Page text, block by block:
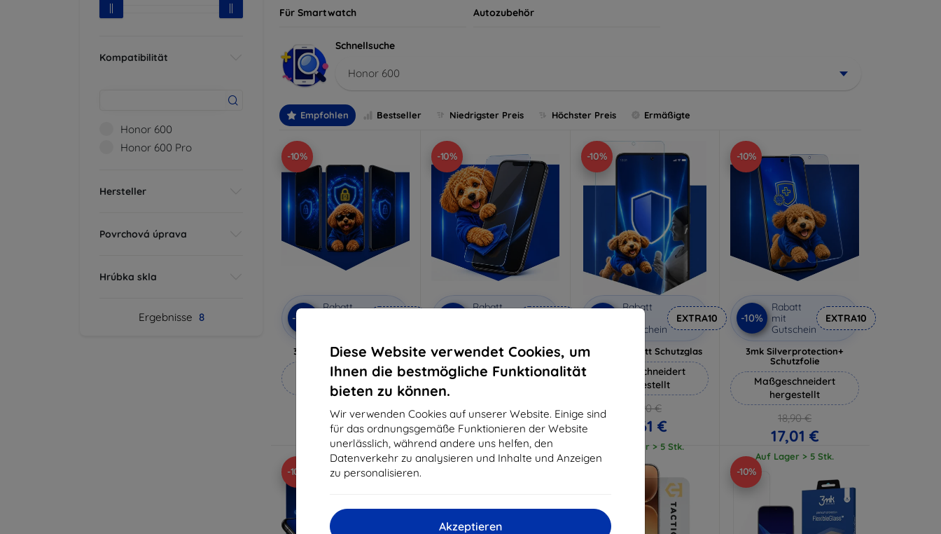
Diese Website verwendet Cookies, um
Ihnen die bestmögliche Funktionalität
bieten zu können.
Wir verwenden Cookies auf unserer Website. Einige sind
für das ordnungsgemäße Funktionieren der Website
unerlässlich, während andere uns helfen, den
Datenverkehr zu analysieren und Inhalte und Anzeigen
zu personalisieren.
Akzeptieren
Kompatibilität
Honor 600
Honor 600 Pro
Hersteller
Povrchová úprava
Hrúbka skla
Ergebnisse 8
Für Smartwatch Autozubehör
Schnellsuche
Honor 600
Empfohlen Bestseller Niedrigster Preis Höchster Preis Ermäßigte
-10%
-10%
Rabatt
3mk Privacy Schutzglas
Maßgeschneidert
hergestellt
20,90 €
18,80 €
Auf Lager 3 Stk.
-10%
Rabatt
3mk Anti-Shock Schutzglas
Maßgeschneidert
16,90 €
15,21 €
Auf Lager > 5 Stk.
-10%
Rabatt
Gutschein
EXTRA10
3mk Pure Matt Schutzglas
Maßgeschneidert
hergestellt
12,90 €
11,61 €
Auf Lager > 5 Stk.
-10%
-10%
Rabatt
mit
Gutschein
EXTRA10
3mk Silverprotection+
Schutzfolie
Maßgeschneidert
hergestellt
18,90 €
17,01 €
Auf Lager > 5 Stk.
-10% -10%